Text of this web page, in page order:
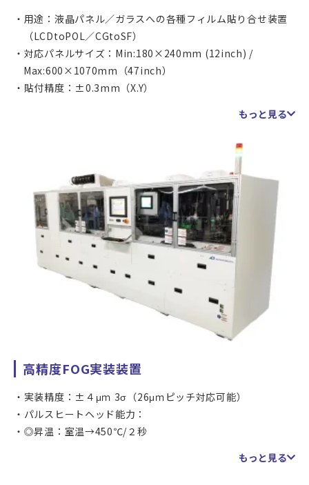
用途：液晶パネル／ガラスへの各種フィルム貼り合せ装置
（LCDtoPOL／CGtoSF）
対応パネルサイズ：Min:180×240mm (12inch) /
Max:600×1070mm（47inch）
貼付精度：±0.3mm（X.Y）
最大600×1070mmのワークにフィルムを貼ることができま
す。LCDの偏光板貼り付け、カバーガラスへのフィルムへの
貼り付けなどにご利用いただけます。
アライメントはメカアライメントで、カバーガラスやLCDパ
ネルの外形と、フィルムの外形を位置決めして貼り付けま
す。貼り付け精度は±0.3mmとなります。
もっと見る
高精度FOG実装装置
実装精度：±４μｍ 3σ（26μｍピッチ対応可能）
パルスヒートヘッド能力：
◎昇温：室温→450℃/２秒
※低温ACF(高反応ACF)対応／接続部ボイドレス
もっと見る